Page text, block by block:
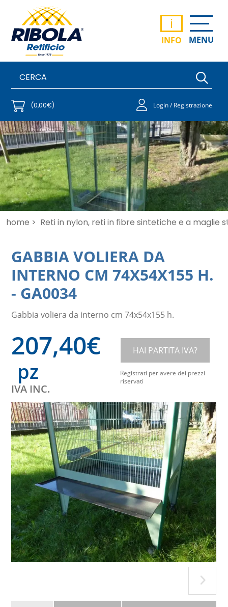
i
INFO MENU
(0,00€) Login / Registrazione
home > Reti in nylon, reti in fibre sintetiche e a maglie
GABBIA VOLIERA DA
INTERNO CM 74X54X155 H.
- GA0034
Gabbia voliera da interno cm 74x54x155 h.
207,40€
pz
IVA INC.
HAI PARTITA IVA?
Registrati per avere dei prezzi
riservati